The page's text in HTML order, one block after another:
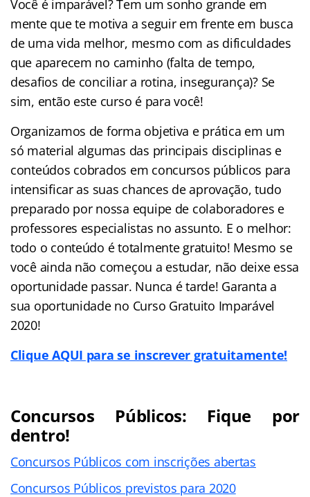
Você é imparável? Tem um sonho grande em
mente que te motiva a seguir em frente em busca
de uma vida melhor, mesmo com as dificuldades
que aparecem no caminho (falta de tempo,
desafios de conciliar a rotina, insegurança)? Se
sim, então este curso é para você!
Organizamos de forma objetiva e prática em um
só material algumas das principais disciplinas e
conteúdos cobrados em concursos públicos para
intensificar as suas chances de aprovação, tudo
preparado por nossa equipe de colaboradores e
professores especialistas no assunto. E o melhor:
todo o conteúdo é totalmente gratuito! Mesmo se
você ainda não começou a estudar, não deixe essa
oportunidade passar. Nunca é tarde! Garanta a
sua oportunidade no Curso Gratuito Imparável
2020!
Clique AQUI para se inscrever gratuitamente!
Concursos Públicos: Fique por
dentro!
Concursos Públicos com inscrições abertas
Concursos Públicos previstos para 2020